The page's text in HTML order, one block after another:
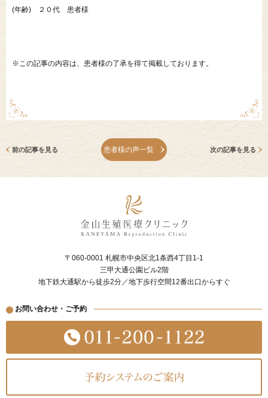
(年齢) ２０代 患者様
※この記事の内容は、患者様の了承を得て掲載しております。
前の記事を見る 患者様の声一覧 次の記事を見る
〒060-0001 札幌市中央区北1条西4丁目1-1
三甲大通公園ビル2階
地下鉄大通駅から徒歩2分／地下歩行空間12番出口からすぐ
お問い合わせ・ご予約